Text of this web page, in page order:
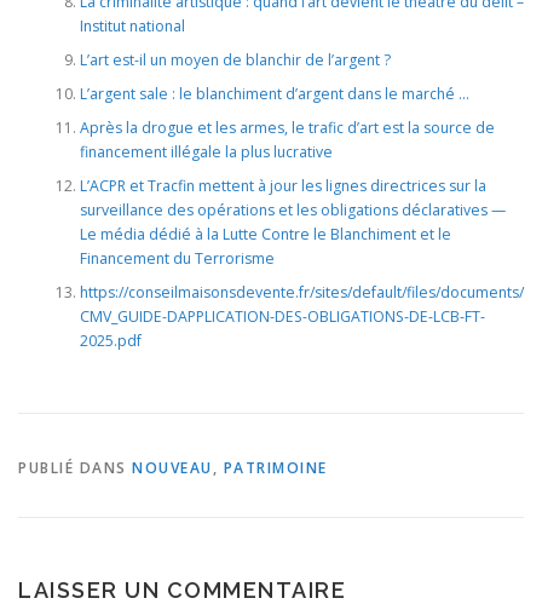
Institut national
L’art est-il un moyen de blanchir de l’argent ?
L’argent sale : le blanchiment d’argent dans le marché …
Après la drogue et les armes, le trafic d’art est la source de
financement illégale la plus lucrative
L’ACPR et Tracfin mettent à jour les lignes directrices sur la
surveillance des opérations et les obligations déclaratives —
Le média dédié à la Lutte Contre le Blanchiment et le
Financement du Terrorisme
https://conseilmaisonsdevente.fr/sites/default/files/documents/
CMV_GUIDE-DAPPLICATION-DES-OBLIGATIONS-DE-LCB-FT-
2025.pdf
PUBLIÉ DANS NOUVEAU, PATRIMOINE
LAISSER UN COMMENTAIRE